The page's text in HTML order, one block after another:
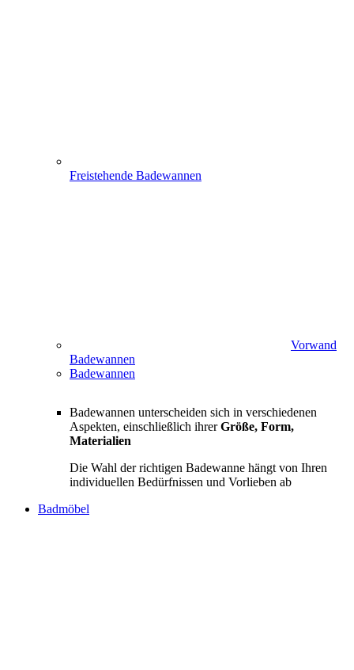
Freistehende Badewannen
Vorwand
Badewannen
Badewannen
Badewannen unterscheiden sich in verschiedenen
Aspekten, einschließlich ihrerGröße, Form,
Materialien
Die Wahl der richtigen Badewanne hängt von Ihren
individuellen Bedürfnissen und Vorlieben ab
Badmöbel